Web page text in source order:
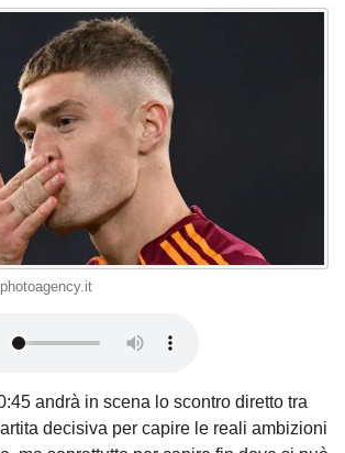
andrà in scena lo scontro diretto tra
decisiva per capire le reali ambizioni